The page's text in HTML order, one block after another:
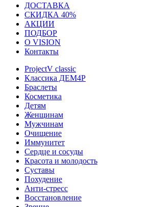
ДОСТАВКА
СКИДКА 40%
АКЦИИ
ПОДБОР
О VISION
Контакты
ProjectV classic
Классика ДЕМ4Р
Браслеты
Косметика
Детям
Женщинам
Мужчинам
Очищение
Иммунитет
Сердце и сосуды
Красота и молодость
Суставы
Похудение
Анти-стресс
Восстановление